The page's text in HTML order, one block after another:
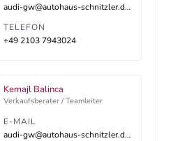
audi-gw@autohaus-schnitzler.dealerdesk.de
TELEFON
+49 2103 7943024
Kemajl Balinca
Verkaufsberater / Teamleiter
E-MAIL
audi-gw@autohaus-schnitzler.dealerdesk.de